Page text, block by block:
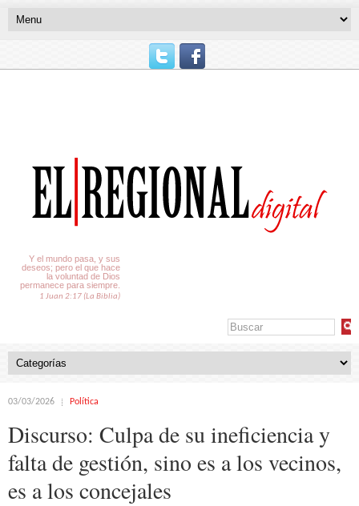
Y el mundo pasa, y sus
deseos; pero el que hace
la voluntad de Dios
permanece para siempre.
1 Juan 2:17 (La Biblia)
03/03/2026 Política
Discurso: Culpa de su ineficiencia y
falta de gestión, sino es a los vecinos,
es a los concejales